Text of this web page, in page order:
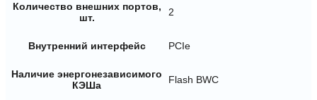
Количество внешних портов,
шт.
2
Внутренний интерфейс PCIe
Наличие энергонезависимого
КЭШа
Flash BWC